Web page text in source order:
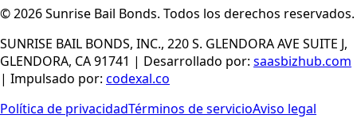
© 2026Sunrise Bail Bonds. Todos los derechos reservados.
SUNRISE BAIL BONDS, INC., 220 S. GLENDORA AVE SUITE J,
GLENDORA, CA 91741 | Desarrollado por: saasbizhub.com
| Impulsado por: codexal.co
Política de privacidadTérminos de servicioAviso legal